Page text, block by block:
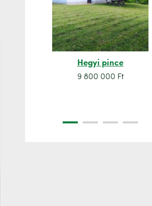
Hegyi pince
9 800 000 Ft